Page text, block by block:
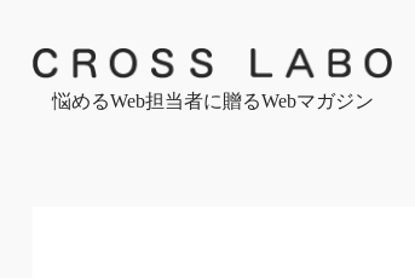
悩めるWeb担当者に贈るWebマガジン